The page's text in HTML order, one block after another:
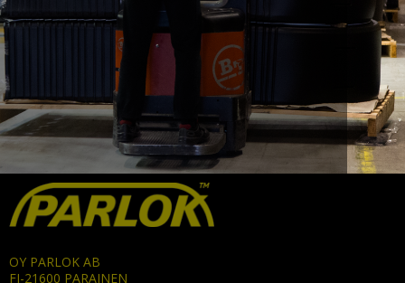
OY PARLOK AB
FI-21600 PARAINEN